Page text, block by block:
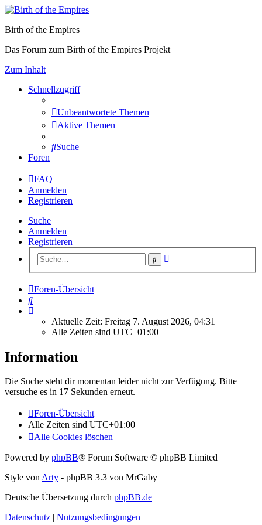
Birth of the Empires
Das Forum zum Birth of the Empires Projekt
Zum Inhalt
Schnellzugriff
Unbeantwortete Themen
Aktive Themen
Suche
Foren
FAQ
Anmelden
Registrieren
Suche
Anmelden
Registrieren
Suche
Foren-Übersicht
Suche
Aktuelle Zeit: Freitag 7. August 2026, 04:31
Alle Zeiten sind UTC+01:00
Information
Die Suche steht dir momentan leider nicht zur Verfügung. Bitte
versuche es in 17 Sekunden erneut.
Foren-Übersicht
Alle Zeiten sind UTC+01:00
Alle Cookies löschen
Powered by phpBB® Forum Software © phpBB Limited
Style vonArty - phpBB 3.3 von MrGaby
Deutsche Übersetzung durch phpBB.de
Datenschutz | Nutzungsbedingungen